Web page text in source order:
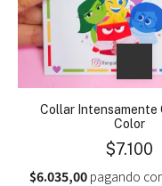
Collar Intensamente
Color
$7.100
$6.035,00pagando